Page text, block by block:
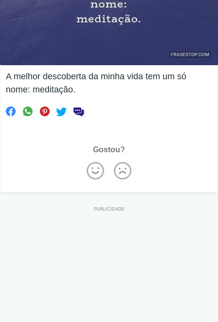
A melhor descoberta da minha vida tem um só
nome: meditação.
Gostou?